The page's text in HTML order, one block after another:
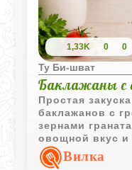
1,33K 0 0
Ту Би-шват
Баклажаны с
Простая
баклажанов с
зернами
овощной вкус и
Такое блюдо
повседневного,
Вилка